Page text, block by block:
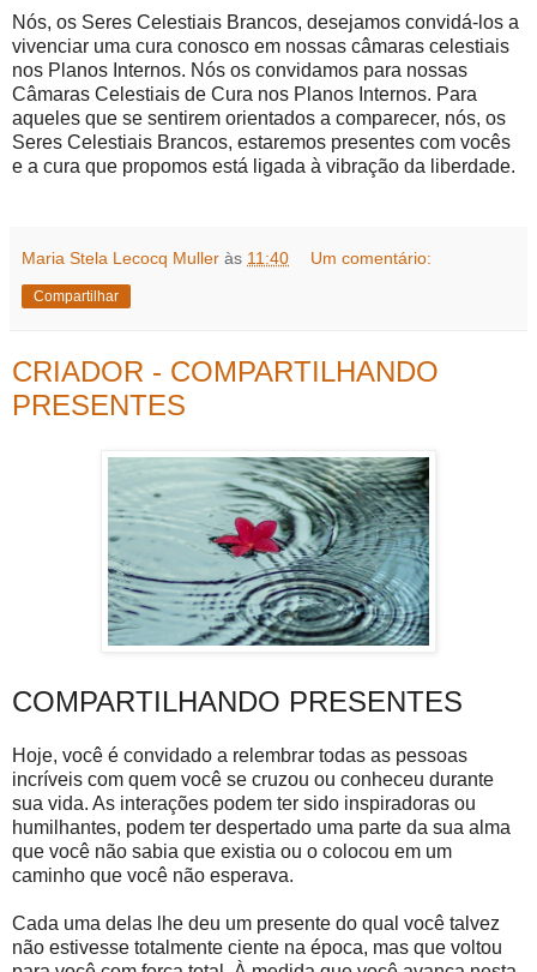
Nós, os Seres Celestiais Brancos, desejamos convidá-los a
vivenciar uma cura conosco em nossas câmaras celestiais
nos Planos Internos. Nós os convidamos para nossas
Câmaras Celestiais de Cura nos Planos Internos. Para
aqueles que se sentirem orientados a comparecer, nós, os
Seres Celestiais Brancos, estaremos presentes com vocês
e a cura que propomos está ligada à vibração da liberdade.
Maria Stela Lecocq Muller às 11:40 Um comentário:
Compartilhar
CRIADOR - COMPARTILHANDO
PRESENTES
COMPARTILHANDO PRESENTES
Hoje, você é convidado a relembrar todas as pessoas
incríveis com quem você se cruzou ou conheceu durante
sua vida. As interações podem ter sido inspiradoras ou
humilhantes, podem ter despertado uma parte da sua alma
que você não sabia que existia ou o colocou em um
caminho que você não esperava.
Cada uma delas lhe deu um presente do qual você talvez
não estivesse totalmente ciente na época, mas que voltou